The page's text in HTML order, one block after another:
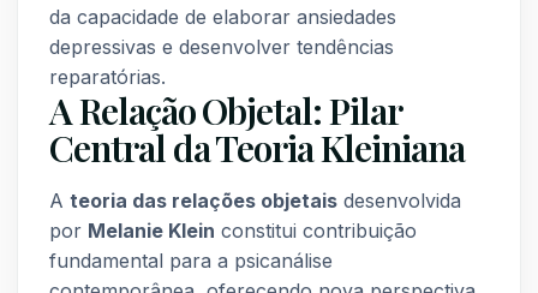
da capacidade de elaborar ansiedades
depressivas e desenvolver tendências
reparatórias.
A Relação Objetal: Pilar
Central da Teoria Kleiniana
A teoria das relações objetais desenvolvida
por Melanie Klein constitui contribuição
fundamental para a psicanálise